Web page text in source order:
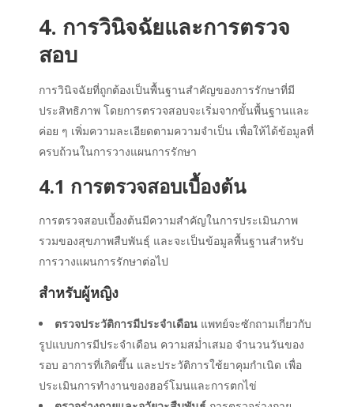
4. การวินิจฉัยและการตรวจ
สอบ
การวินิจฉัยที่ถูกต้องเป็นพื้นฐานสำคัญของการรักษาที่มี
ประสิทธิภาพ โดยการตรวจสอบจะเริ่มจากขั้นพื้นฐานและ
ค่อย ๆ เพิ่มความละเอียดตามความจำเป็น เพื่อให้ได้ข้อมูลที่
ครบถ้วนในการวางแผนการรักษา
4.1 การตรวจสอบเบื้องต้น
การตรวจสอบเบื้องต้นมีความสำคัญในการประเมินภาพ
รวมของสุขภาพสืบพันธุ์ และจะเป็นข้อมูลพื้นฐานสำหรับ
การวางแผนการรักษาต่อไป
สำหรับผู้หญิง
ตรวจประวัติการมีประจำเดือน แพทย์จะซักถามเกี่ยวกับ
รูปแบบการมีประจำเดือน ความสม่ำเสมอ จำนวนวันของ
รอบ อาการที่เกิดขึ้น และประวัติการใช้ยาคุมกำเนิด เพื่อ
ประเมินการทำงานของฮอร์โมนและการตกไข่